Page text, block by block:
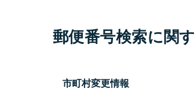
郵便番号検索に関
市町村変更情報